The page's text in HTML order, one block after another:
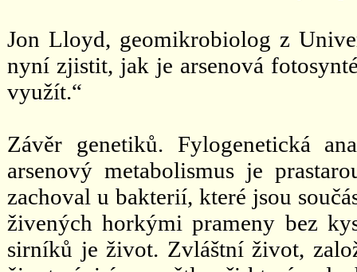
Jon Lloyd, geomikrobiolog z
nyní zjistit, jak je arsenová
využít.“
Závěr genetiků. Fylogenetická
arsenový metabolismus je
zachoval u bakterií, které jsou
živených horkými prameny bez
sirníků je život. Zvláštní život,